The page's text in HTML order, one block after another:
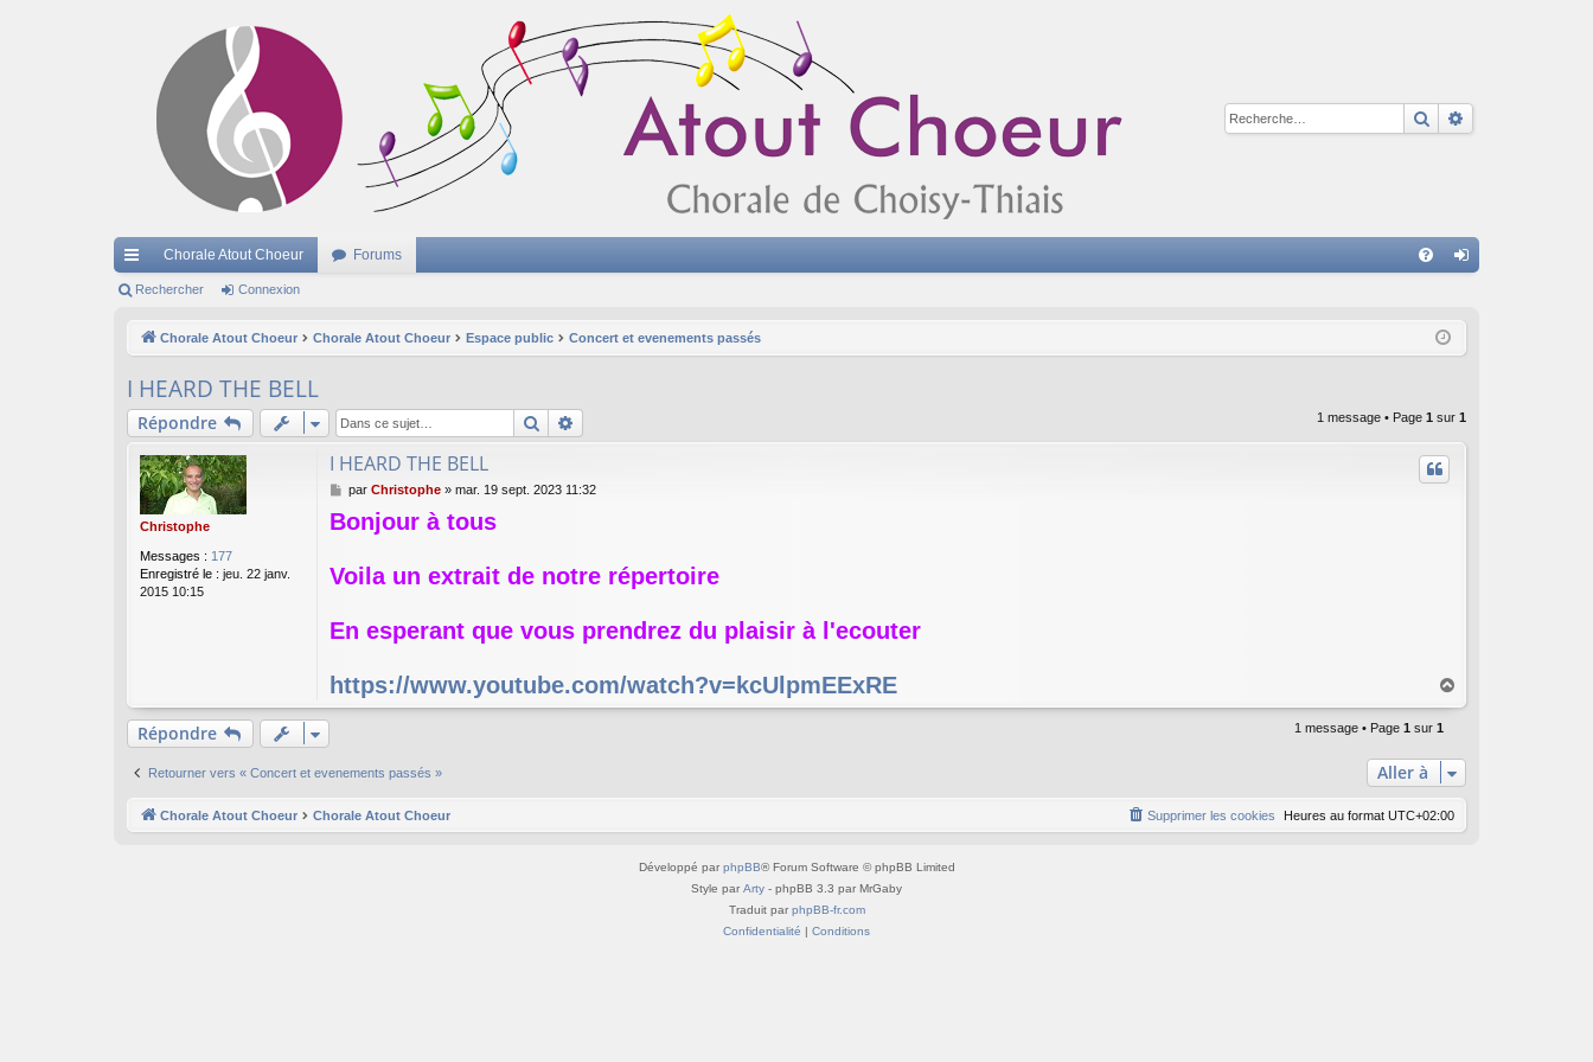
Rechercher
cc
pi
de
Chorale Atout Choeur Forums
ne
Rechercher Connexion
Chorale Atout Choeur Chorale Atout Choeur Espace public Concert et evenements passés
I HEARD THE BELL
Répondre Rechercher 1 message • Page 1 sur 1
Christophe
Messages : 177
Enregistré le : jeu. 22 janv.
2015 10:15
I HEARD THE BELL
M
s
g
par Christophe» mar. 19 sept. 2023 11:32
Bonjour à tous
Voila un extrait de notre répertoire
En esperant que vous prendrez du plaisir à l'ecouter
https://www.youtube.com/watch?v=kcUlpmEExRE
a
Répondre 1 message • Page 1 sur 1
Retourner vers « Concert et evenements passés » Aller à
Chorale Atout Choeur Chorale Atout Choeur Heures au format UTC+02:00
Supprimer les cookies
Développé par phpBB® Forum Software © phpBB Limited
Style par Arty - phpBB 3.3 par MrGaby
Traduit par phpBB-fr.com
Confidentialité | Conditions